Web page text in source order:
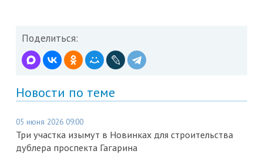
Поделиться:
Новости по теме
05 июня 2026 09:00
Три участка изымут в Новинках для строительства
дублера проспекта Гагарина